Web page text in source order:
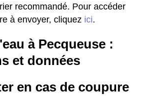
recommandé. Pour accéder
à envoyer, cliquez ici.
à Pecqueuse :
et données
en cas de coupure